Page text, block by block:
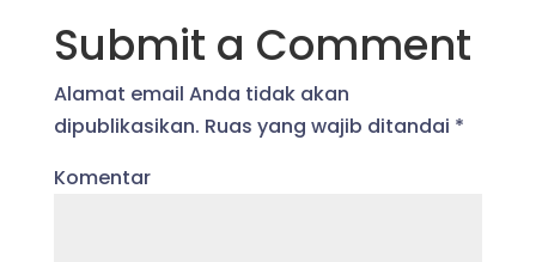
Submit a Comment
Alamat email Anda tidak akan
dipublikasikan. Ruas yang wajib ditandai *
Komentar